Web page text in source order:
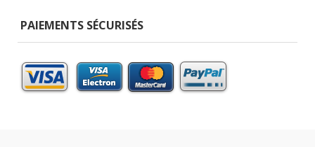
PAIEMENTS SÉCURISÉS